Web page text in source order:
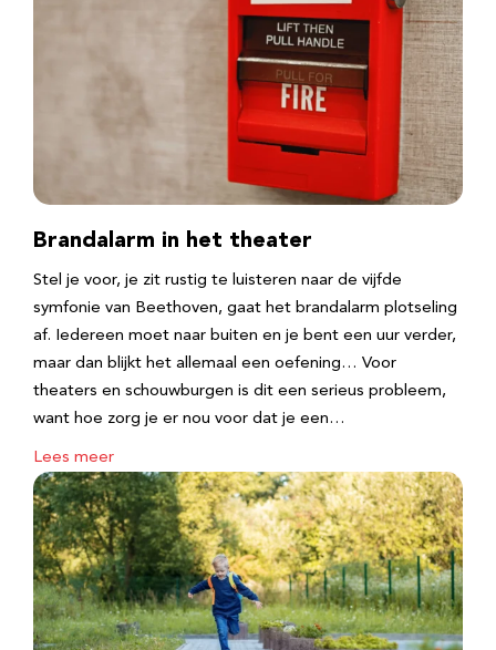
Brandalarm in het theater
Stel je voor, je zit rustig te luisteren naar de vijfde
symfonie van Beethoven, gaat het brandalarm plotseling
af. Iedereen moet naar buiten en je bent een uur verder,
maar dan blijkt het allemaal een oefening… Voor
theaters en schouwburgen is dit een serieus probleem,
want hoe zorg je er nou voor dat je een…
Lees meer